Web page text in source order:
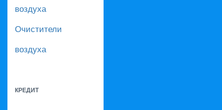
воздуха
Очистители
воздуха
КРЕДИТ